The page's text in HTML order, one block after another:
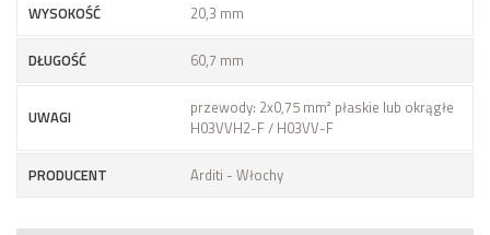
WYSOKOŚĆ 20,3 mm
DŁUGOŚĆ 60,7 mm
UWAGI
przewody: 2x0,75 mm² płaskie lub okrągłe
H03VVH2-F / H03VV-F
PRODUCENT Arditi - Włochy